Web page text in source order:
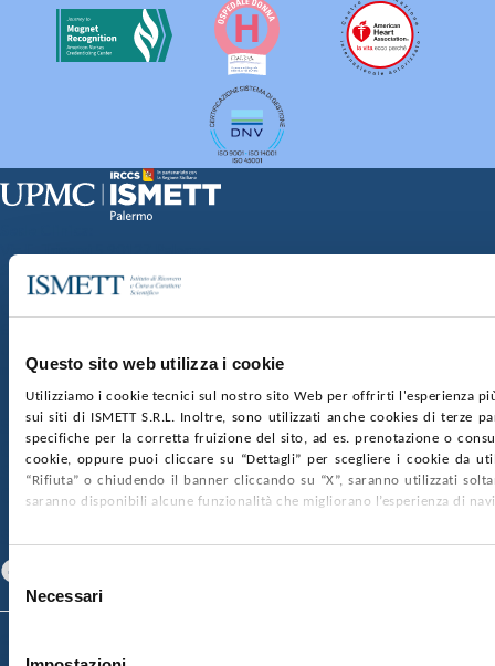
Questo sito web utilizza i cookie
Utilizziamo i cookie tecnici sul nostro sito Web per offrirti l'esperienza
sui siti di ISMETT S.R.L. Inoltre, sono utilizzati anche cookies di terze
specifiche per la corretta fruizione del sito, ad es. prenotazione o
cookie, oppure puoi cliccare su “Dettagli” per scegliere i cookie da
“Rifiuta” o chiudendo il banner cliccando su “X”, saranno utilizzati
saranno disponibili alcune funzionalità che migliorano l’esperienza di
Selezione
delNecessari
Via Discesa dei Giudici 4 90133 Palermo
nr. REA PA-201818 P.I. 04544550827
SOCIETÀ TRASPARENTE WHISTLEBLOWING
GARE E CONTRATTIPRIVACYCOOKIE POLICY
SOSTIENICIMAPPA DEL SITOACCESSIBILITÀ
CONTATTI
Specializzazione)